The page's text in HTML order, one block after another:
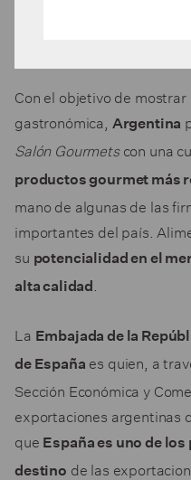
Con el objetivo de
gastronómica, Argentina
Salón Gourmetscon una
productos gourmet más
mano de algunas de las
importantes del país.
su potencialidad en el
alta calidad
La Embajada de la
de España es quien, a
Sección Económica y
exportaciones argentinas
que España es uno de
destino de las